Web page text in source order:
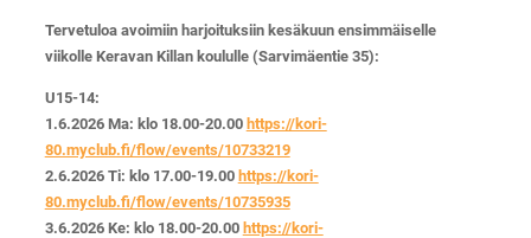
Tervetuloa avoimiin harjoituksiin kesäkuun ensimmäiselle
viikolle Keravan Killan koululle (Sarvimäentie 35):
U15-14:
1.6.2026 Ma: klo 18.00-20.00 https://kori-
80.myclub.fi/flow/events/10733219
2.6.2026 Ti: klo 17.00-19.00 https://kori-
80.myclub.fi/flow/events/10735935
3.6.2026 Ke: klo 18.00-20.00 https://kori-